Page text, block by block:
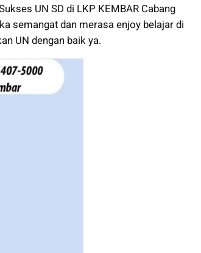
UN SD di LKP KEMBAR Cabang
semangat dan merasa enjoy belajar di
UN dengan baik ya.